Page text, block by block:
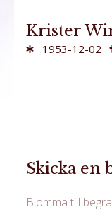
Krister
1953-12-02
Skicka en
Blomma till